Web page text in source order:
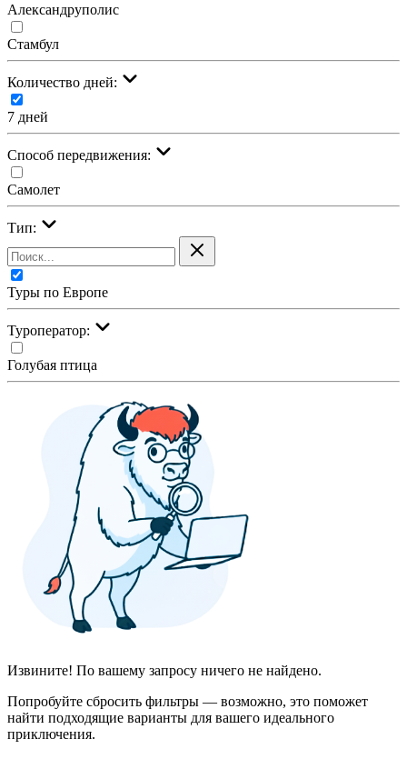
Александруполис
Стамбул
Количество дней:
7 дней
Cпособ передвижения:
Самолет
Тип:
Туры по Европе
Туроператор:
Голубая птица
Извините! По вашему запросу ничего не найдено.
Попробуйте сбросить фильтры — возможно, это поможет
найти подходящие варианты для вашего идеального
приключения.